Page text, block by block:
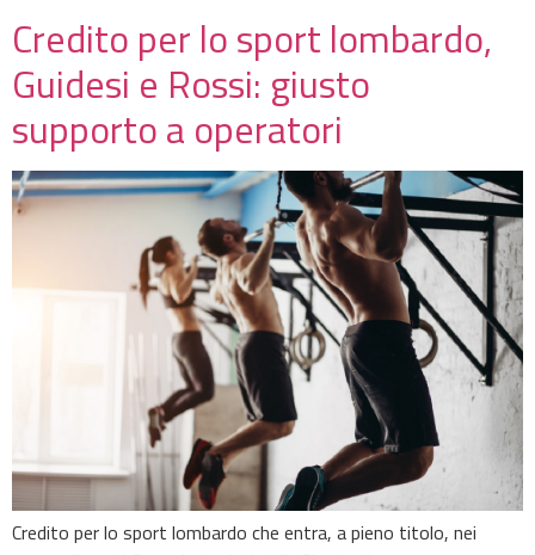
Credito per lo sport lombardo,
Guidesi e Rossi: giusto
supporto a operatori
Credito per lo sport lombardo che entra, a pieno titolo, nei